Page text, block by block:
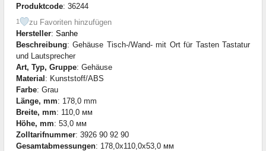
Produktcode: 36244
1
zu Favoriten hinzufügen
Hersteller: Sanhe
Beschreibung: Gehäuse Tisch-/Wand- mit Ort für Tasten Tastatur
und Lautsprecher
Art, Typ, Gruppe: Gehäuse
Material: Kunststoff/ABS
Farbe: Grau
Länge, mm: 178,0 mm
Breite, mm: 110,0 мм
Höhe, mm: 53,0 мм
Zolltarifnummer: 3926 90 92 90
Gesamtabmessungen: 178,0x110,0x53,0 мм